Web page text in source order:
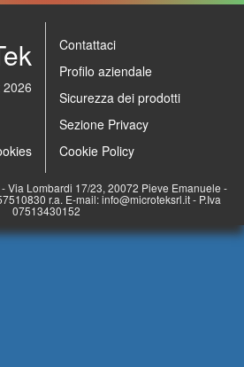
Contattaci
Profilo aziendale
Sicurezza dei prodotti
Sezione Privacy
Cookie Policy
Via Lombardi 17/23, 20072 Pieve Emanuele -
r.a. E-mail: info@microteksrl.it - P.Iva
07513430152